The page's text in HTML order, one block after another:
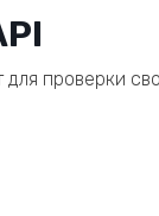
проверки